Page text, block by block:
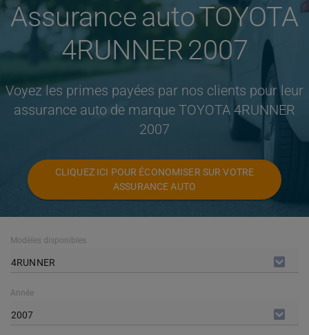
Assurance auto TOYOTA
4RUNNER 2007
Voyez les primes payées par nos clients pour leur
assurance auto de marque TOYOTA 4RUNNER
2007
CLIQUEZ ICI POUR ÉCONOMISER SUR VOTRE
ASSURANCE AUTO
Modèles disponibles
4RUNNER
Année
2007